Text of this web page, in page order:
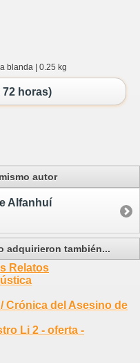
blanda | 0.25 kg
horas)
autor
Alfanhuí
adquirieron también...
Relatos
Crónica del Asesino de
Li 2 - oferta -